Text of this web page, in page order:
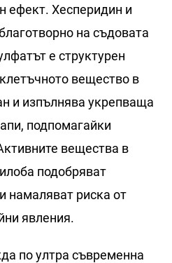
ефект. Хесперидин и
на съдовата
е структурен
вещество в
и изпълнява укрепваща
подпомагайки
вещества в
подобряват
намаляват риска от
явления.
по ултра съвременна